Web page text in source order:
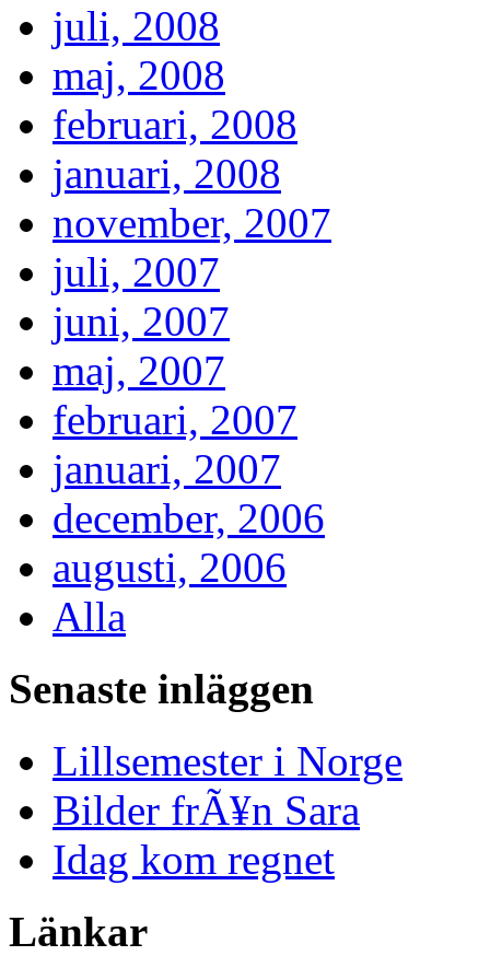
juli, 2008
maj, 2008
februari, 2008
januari, 2008
november, 2007
juli, 2007
juni, 2007
maj, 2007
februari, 2007
januari, 2007
december, 2006
augusti, 2006
Alla
Senaste inläggen
Lillsemester i Norge
Bilder frÃ¥n Sara
Idag kom regnet
Länkar